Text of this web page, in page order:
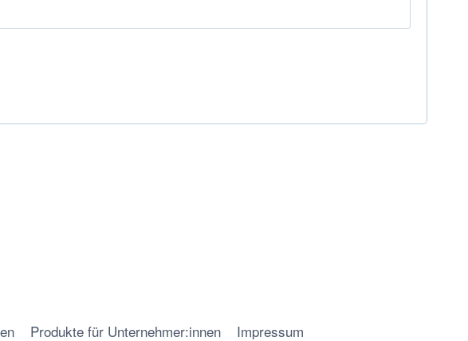
Produkte für Unternehmer:innen Impressum